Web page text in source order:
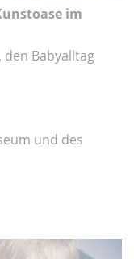
im
den Babyalltag
und des